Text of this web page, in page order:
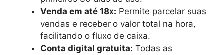
Venda em até 18x: Permite parcelar suas
vendas e receber o valor total na hora,
facilitando o fluxo de caixa.
Conta digital gratuita: Todas as